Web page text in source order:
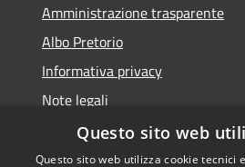
Amministrazione trasparente
Albo Pretorio
Informativa privacy
Note legali
Dichiarazione di accessibilità
Questo sito web
Questo sito web utilizza cookie tecnici